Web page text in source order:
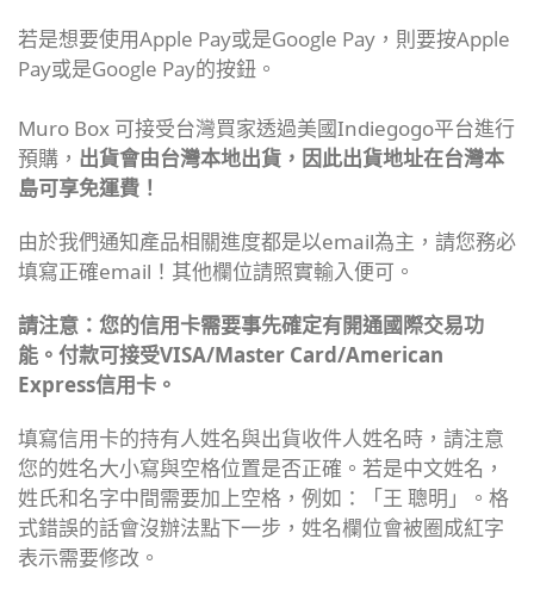
若是想要使用Apple Pay或是Google Pay，則要按Apple
Pay或是Google Pay的按鈕。
Muro Box 可接受台灣買家透過美國Indiegogo平台進行
預購， 出貨會由台灣本地出貨，因此出貨地址在台灣本
島可享免運費！
由於我們通知產品相關進度都是以email為主，請您務必
填寫正確email！其他欄位請照實輸入便可。
請注意：您的信用卡需要事先確定有開通國際交易功
能。 付款可接受VISA/Master Card/American
Express信用卡。
填寫信用卡的持有人姓名與出貨收件人姓名時，請注意
您的姓名大小寫與空格位置是否正確。若是中文姓名，
姓氏和名字中間需要加上空格，例如：「王 聰明」。格
式錯誤的話會沒辦法點下一步，姓名欄位會被圈成紅字
表示需要修改。